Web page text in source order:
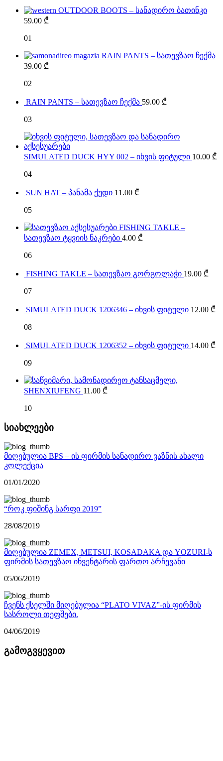
OUTDOOR BOOTS – სანადირო ბათინკი
59.00 ₾
01
RAIN PANTS – სათევზაო ჩექმა
39.00 ₾
02
RAIN PANTS – სათევზაო ჩექმა 59.00 ₾
03
SIMULATED DUCK HYY 002 – იხვის ფიტული 10.00 ₾
04
SUN HAT – პანამა ქუდი 11.00 ₾
05
FISHING TAKLE –
სათევზაო ტყვიის ნაკრები 4.00 ₾
06
FISHING TAKLE – სათევზაო გორგოლაჭი 19.00 ₾
07
SIMULATED DUCK 1206346 – იხვის ფიტული 12.00 ₾
08
SIMULATED DUCK 1206352 – იხვის ფიტული 14.00 ₾
09
SHENXIUFENG 11.00 ₾
10
სიახლეები
მიღებულია BPS – ის ფირმის სანადირო ვაზნის ახალი
კოლექცია
01/01/2020
“როკ ფიშინგ სარფი 2019”
28/08/2019
მიღებულია ZEMEX, METSUI, KOSADAKA და YOZURI-ს
ფირმის სათევზაო ინვენტარის ფართო არჩევანი
05/06/2019
ჩვენს ქსელში მიღებულია “PLATO VIVAZ”-ის ფირმის
სასროლი თეფშები.
04/06/2019
გამოგვყევით